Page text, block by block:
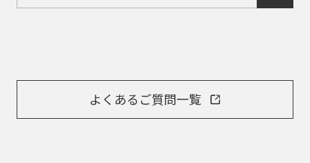
よくあるご質問一覧